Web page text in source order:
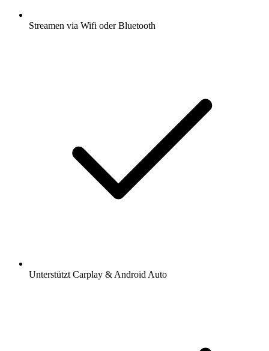
Streamen via Wifi oder Bluetooth
Unterstützt Carplay & Android Auto